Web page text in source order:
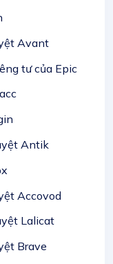
Avant
tư của Epic
Antik
Accovod
Lalicat
Brave